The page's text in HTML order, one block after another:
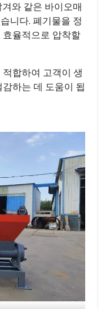
와 같은 바이오매
니다. 폐기물을 정
율적으로 압착할
합하여 고객이 생
하는 데 도움이 됩